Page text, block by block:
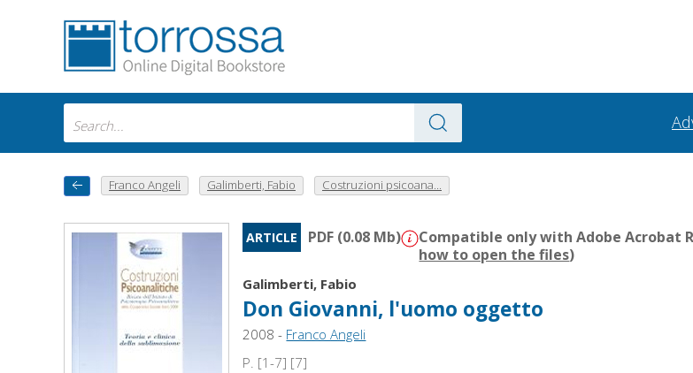
Franco Angeli Galimberti, Fabio Costruzioni psicoana...
ARTICLE PDF (0.08 Mb) Compatible only with Adobe Acrobat
how to open the files)
Galimberti, Fabio
Don Giovanni, l'uomo oggetto
2008 - Franco Angeli
P. [1-7] [7]